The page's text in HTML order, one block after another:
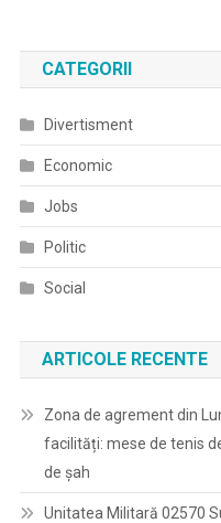
CATEGORII
Divertisment
Economic
Jobs
Politic
Social
ARTICOLE RECENTE
Zona de agrement din
facilități: mese de tenis
de șah
Unitatea Militară 02570